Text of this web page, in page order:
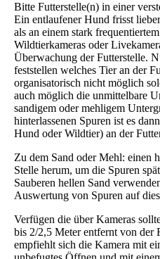
Bitte Futterstelle(n) in einer
Ein entlaufener Hund frisst
als an einem stark
Wildtierkameras oder
Überwachung der Futterstelle.
feststellen welches Tier an der
organisatorisch nicht möglich
auch möglich die unmittelbare
sandigem oder mehligem
hinterlassenen Spuren ist es
Hund oder Wildtier) an der
Zu dem Sand oder Mehl: einen
Stelle herum, um die Spuren
Sauberen hellen Sand
Auswertung von Spuren auf
Verfügen die über Kameras
bis 2/2,5 Meter entfernt von der
empfiehlt sich die Kamera mit